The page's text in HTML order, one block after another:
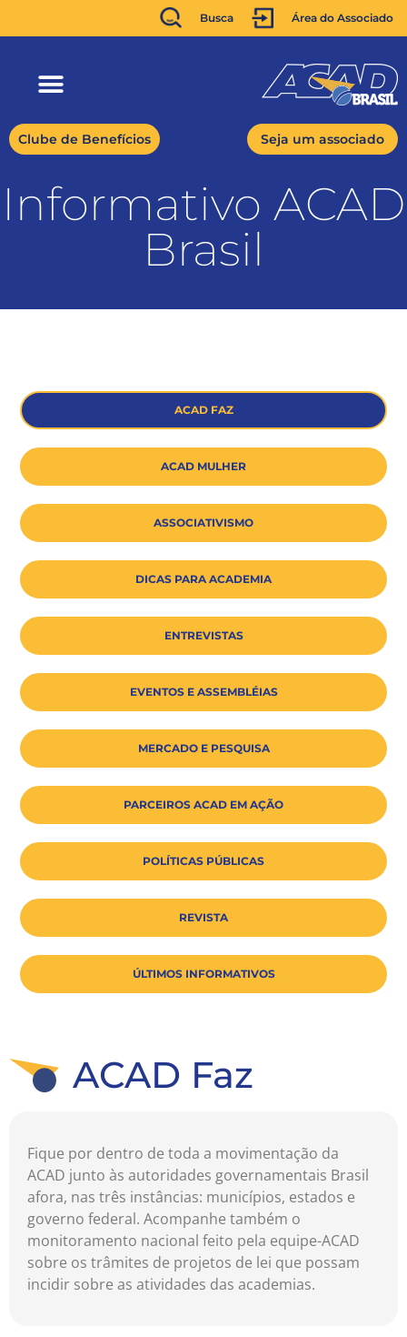
Busca Área do Associado
Clube de Benefícios Seja um associado
Informativo ACAD
Brasil
ACAD FAZ
ACAD MULHER
ASSOCIATIVISMO
DICAS PARA ACADEMIA
ENTREVISTAS
EVENTOS E ASSEMBLÉIAS
MERCADO E PESQUISA
PARCEIROS ACAD EM AÇÃO
POLÍTICAS PÚBLICAS
REVISTA
ÚLTIMOS INFORMATIVOS
ACAD Faz
Fique por dentro de toda a movimentação da
ACAD junto às autoridades governamentais Brasil
afora, nas três instâncias: municípios, estados e
governo federal. Acompanhe também o
monitoramento nacional feito pela equipe-ACAD
sobre os trâmites de projetos de lei que possam
incidir sobre as atividades das academias.